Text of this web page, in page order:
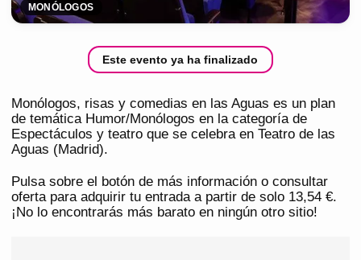
MONÓLOGOS
Este evento ya ha finalizado
Monólogos, risas y comedias en las Aguas es un plan
de temática Humor/Monólogos en la categoría de
Espectáculos y teatro que se celebra en Teatro de las
Aguas (Madrid).
Pulsa sobre el botón de más información o consultar
oferta para adquirir tu entrada a partir de solo 13,54 €.
¡No lo encontrarás más barato en ningún otro sitio!